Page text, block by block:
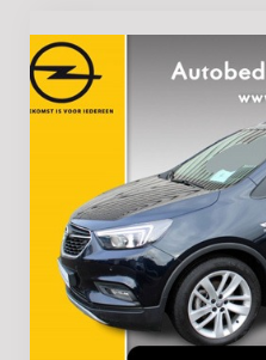
Private